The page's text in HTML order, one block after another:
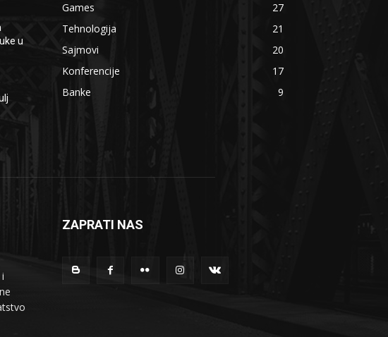
u
Games
27
Tehnologija
21
Sajmovi
20
Konferencije
17
Banke
9
ZAPRATI NAS